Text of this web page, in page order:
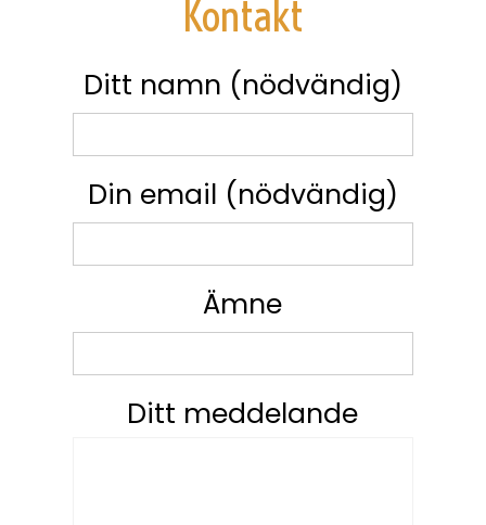
Kontakt